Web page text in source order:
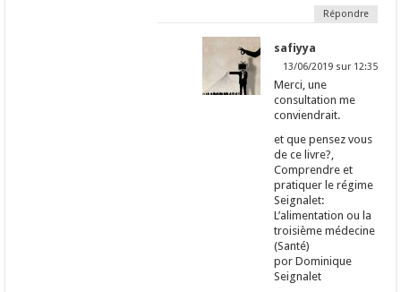
Répondre
safiyya
13/06/2019 sur 12:35
Merci, une
consultation me
conviendrait.
et que pensez vous
de ce livre?,
Comprendre et
pratiquer le régime
Seignalet:
L’alimentation ou la
troisième médecine
(Santé)
por Dominique
Seignalet